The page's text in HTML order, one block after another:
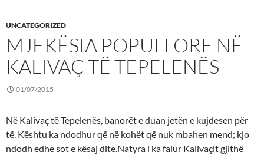
UNCATEGORIZED
MJEKËSIA POPULLORE NË
KALIVAÇ TË TEPELENËS
01/07/2015
Në Kalivaç të Tepelenës, banorët e duan jetën e kujdesen për
të. Kështu ka ndodhur që në kohët që nuk mbahen mend; kjo
ndodh edhe sot e kësaj dite.Natyra i ka falur Kalivaçit gjithë